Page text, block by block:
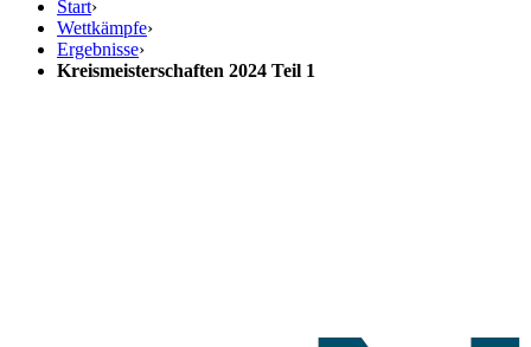
Start›
Wettkämpfe›
Ergebnisse›
Kreismeisterschaften 2024 Teil 1